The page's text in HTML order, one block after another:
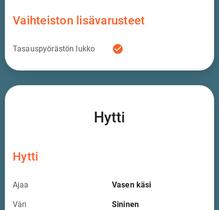
Vaihteiston lisävarusteet
Tasauspyörästön lukko check_circle
Hytti
Hytti
Ajaa Vasen käsi
Väri Sininen